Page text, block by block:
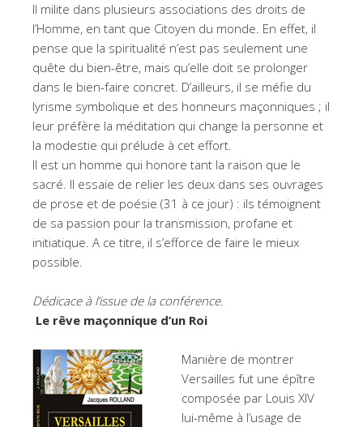
Il milite dans plusieurs associations des droits de
l’Homme, en tant que Citoyen du monde. En effet, il
pense que la spiritualité n’est pas seulement une
quête du bien-être, mais qu’elle doit se prolonger
dans le bien-faire concret. D’ailleurs, il se méfie du
lyrisme symbolique et des honneurs maçonniques ; il
leur préfère la méditation qui change la personne et
la modestie qui prélude à cet effort.
Il est un homme qui honore tant la raison que le
sacré. Il essaie de relier les deux dans ses ouvrages
de prose et de poésie (31 à ce jour) : ils témoignent
de sa passion pour la transmission, profane et
initiatique. A ce titre, il s’efforce de faire le mieux
possible.
Dédicace à l’issue de la conférence.
Le rêve maçonnique d’un Roi
Manière de montrer
Versailles fut une épître
composée par Louis XIV
lui-même à l’usage de